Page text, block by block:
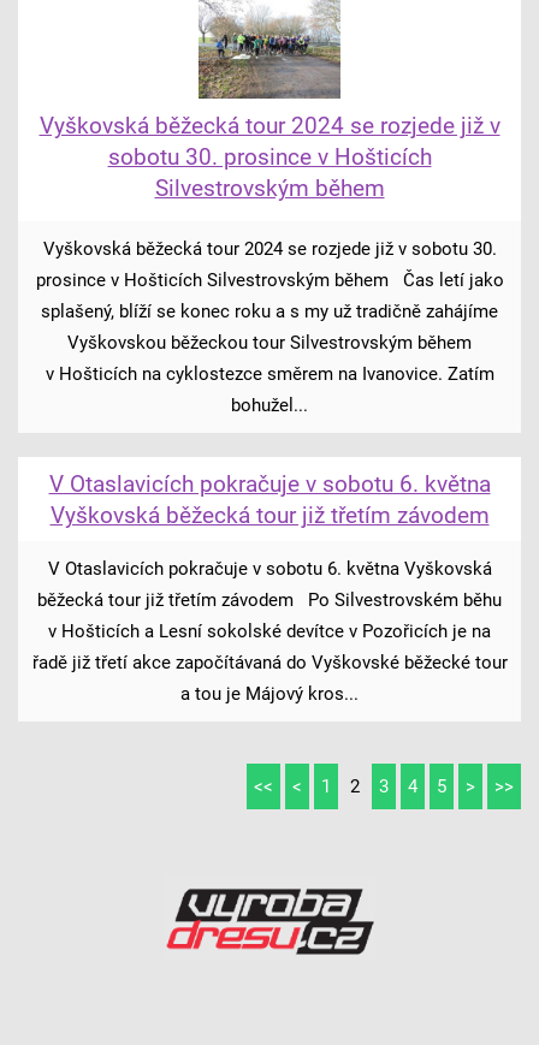
Vyškovská běžecká tour 2024 se rozjede již v
sobotu 30. prosince v Hošticích
Silvestrovským během
Vyškovská běžecká tour 2024 se rozjede již v sobotu 30.
prosince v Hošticích Silvestrovským během Čas letí jako
splašený, blíží se konec roku a s my už tradičně zahájíme
Vyškovskou běžeckou tour Silvestrovským během
v Hošticích na cyklostezce směrem na Ivanovice. Zatím
bohužel...
V Otaslavicích pokračuje v sobotu 6. května
Vyškovská běžecká tour již třetím závodem
V Otaslavicích pokračuje v sobotu 6. května Vyškovská
běžecká tour již třetím závodem Po Silvestrovském běhu
v Hošticích a Lesní sokolské devítce v Pozořicích je na
řadě již třetí akce započítávaná do Vyškovské běžecké tour
a tou je Májový kros...
<< < 1 2 3 4 5 > >>